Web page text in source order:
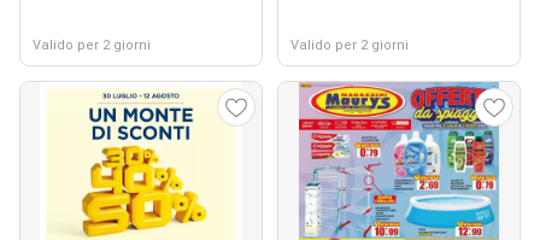
Valido per 2 giorni Valido per 2 giorni